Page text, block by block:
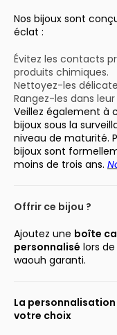
Nos bijoux sont
éclat :
Évitez les contacts
produits chimiques.
Nettoyez-les
Rangez-les dans
Veillez également à
bijoux sous la
niveau de maturité.
bijoux sont
moins de trois ans.
Offrir ce bijou ?
Ajoutez une boîte
personnalisé lors
waouh garanti.
La
votre choix